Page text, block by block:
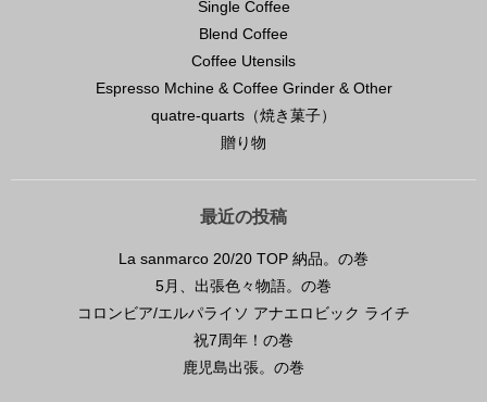
Single Coffee
Blend Coffee
Coffee Utensils
Espresso Mchine & Coffee Grinder & Other
quatre-quarts（焼き菓子）
贈り物
最近の投稿
La sanmarco 20/20 TOP 納品。の巻
5月、出張色々物語。の巻
コロンビア/エルパライソ アナエロビック ライチ
祝7周年！の巻
鹿児島出張。の巻